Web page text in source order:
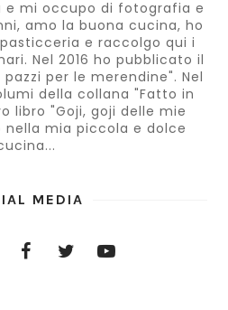
e mi occupo di fotografia e
amo la buona cucina, ho
e raccolgo qui i
Nel 2016 ho pubblicato il
per le merendine". Nel
della collana "Fatto in
libro "Goji, goji delle mie
nella mia piccola e dolce
MEDIA